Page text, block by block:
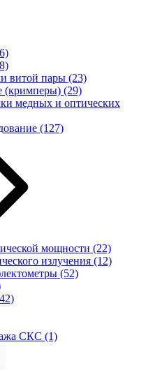
витой пары (23)
(кримперы) (29)
медных и оптических
(127)
мощности (22)
излучения (12)
(52)
СКС (1)